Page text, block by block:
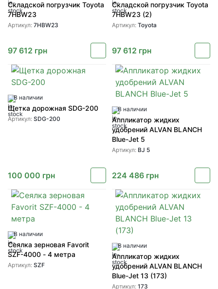
Складской погрузчик Toyota
7HBW23
Артикул: 7HBW23
97 612 грн
Складской погрузчик Toyota
7HBW23 (2)
Артикул: Toyota
97 612 грн
В наличии
Щетка дорожная SDG-200
Артикул: SDG-200
100 000 грн
В наличии
Аппликатор жидких
удобрений ALVAN BLANCH
Blue-Jet 5
Артикул: BJ 5
224 486 грн
В наличии
Сеялка зерновая Favorit
SZF-4000 - 4 метра
Артикул: SZF
В наличии
Аппликатор жидких
удобрений ALVAN BLANCH
Blue-Jet 13 (173)
Артикул: 173